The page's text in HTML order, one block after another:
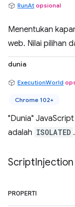
RunAt opsional
Menentukan
web. Nilai pilihan
dunia
ExecutionWorld
Chrome 102+
"Dunia"
adalah ISOLATED .
ScriptInjection
PROPERTI